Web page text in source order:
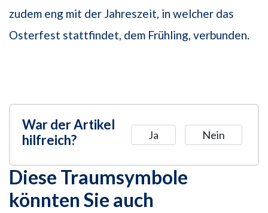
zudem eng mit der Jahreszeit, in welcher das
Osterfest stattfindet, dem Frühling, verbunden.
War der Artikel
hilfreich?
Ja Nein
Diese Traumsymbole
könnten Sie auch